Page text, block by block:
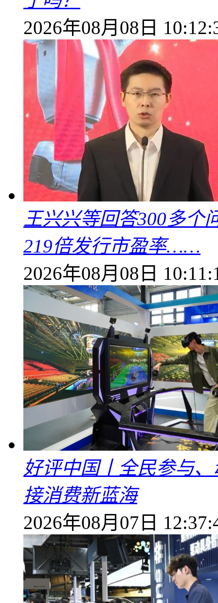
2026年08月08日
王兴兴等回答300多个
219倍发行市盈率……
2026年08月08日
好评中国丨全民参与
接消费新蓝海
2026年08月07日